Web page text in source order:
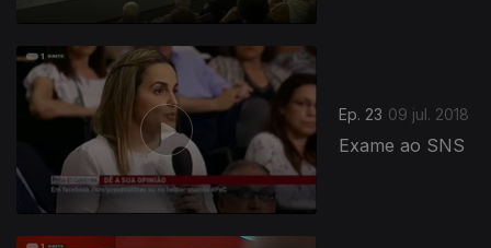
Ep. 23 09 jul. 2018
Exame ao SNS